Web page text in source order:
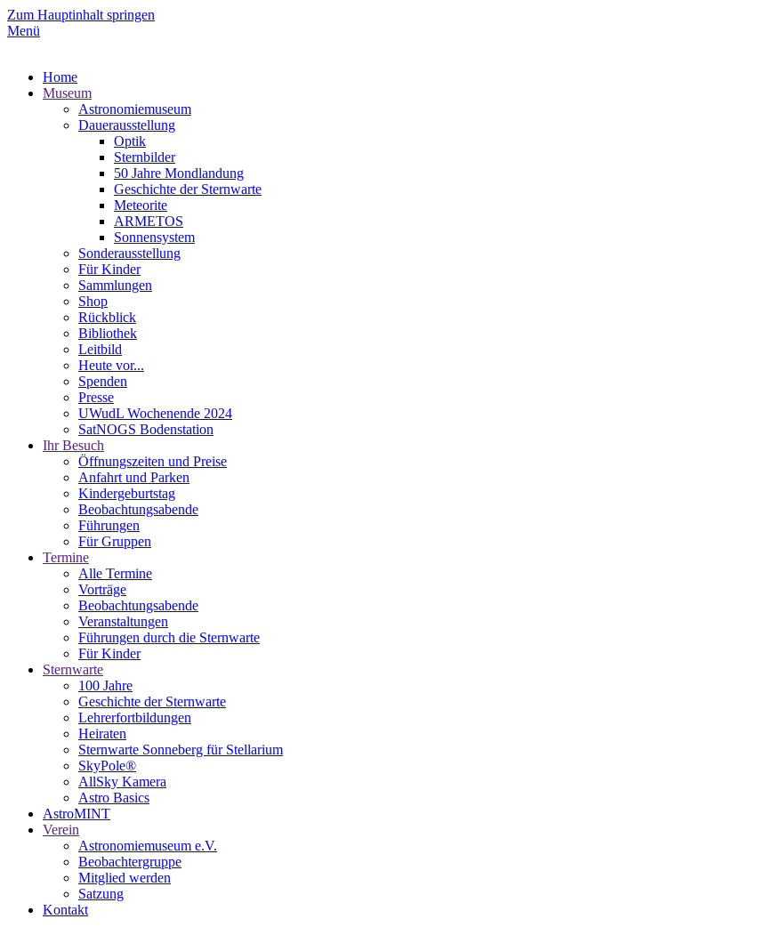
Zum Hauptinhalt springen
Menü
Home
Museum
Astronomiemuseum
Dauerausstellung
Optik
Sternbilder
50 Jahre Mondlandung
Geschichte der Sternwarte
Meteorite
ARMETOS
Sonnensystem
Sonderausstellung
Für Kinder
Sammlungen
Shop
Rückblick
Bibliothek
Leitbild
Heute vor...
Spenden
Presse
UWudL Wochenende 2024
SatNOGS Bodenstation
Ihr Besuch
Öffnungszeiten und Preise
Anfahrt und Parken
Kindergeburtstag
Beobachtungsabende
Führungen
Für Gruppen
Termine
Alle Termine
Vorträge
Beobachtungsabende
Veranstaltungen
Führungen durch die Sternwarte
Für Kinder
Sternwarte
100 Jahre
Geschichte der Sternwarte
Lehrerfortbildungen
Heiraten
Sternwarte Sonneberg für Stellarium
SkyPole®
AllSky Kamera
Astro Basics
AstroMINT
Verein
Astronomiemuseum e.V.
Beobachtergruppe
Mitglied werden
Satzung
Kontakt